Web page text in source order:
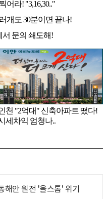
안 원전 '올스톱' 위기